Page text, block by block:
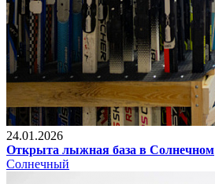
24.01.2026
Открыта лыжная база в Солнечном
Солнечный